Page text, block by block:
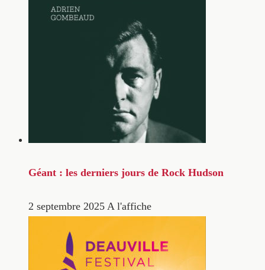
Géant : les derniers jours de Rock Hudson
2 septembre 2025 A l'affiche